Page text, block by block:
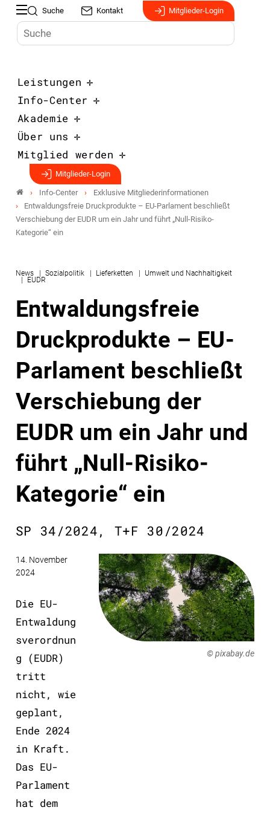
Suche Kontakt Mitglieder-Login
Leistungen
Info-Center
Akademie
Über uns
Mitglied werden
Mitglieder-Login
Info-Center
Exklusive Mitgliederinformationen
Entwaldungsfreie Druckprodukte – EU-Parlament beschließt
Verschiebung der EUDR um ein Jahr und führt „Null-Risiko-
Kategorie“ ein
News Sozialpolitik Lieferketten Umwelt und Nachhaltigkeit
EUDR
Entwaldungsfreie
Druckprodukte – EU-
Parlament beschließt
Verschiebung der
EUDR um ein Jahr und
führt „Null-Risiko-
Kategorie“ ein
SP 34/2024, T+F 30/2024
14. November
2024
Die EU-
Entwaldung
sverordnun
g (EUDR)
tritt
nicht, wie
geplant,
Ende 2024
in Kraft.
Das EU-
Parlament
hat dem
© pixabay.de